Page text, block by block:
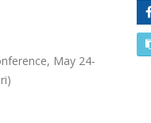
May 24-